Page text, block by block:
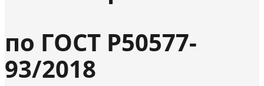
по ГОСТ Р50577-
93/2018